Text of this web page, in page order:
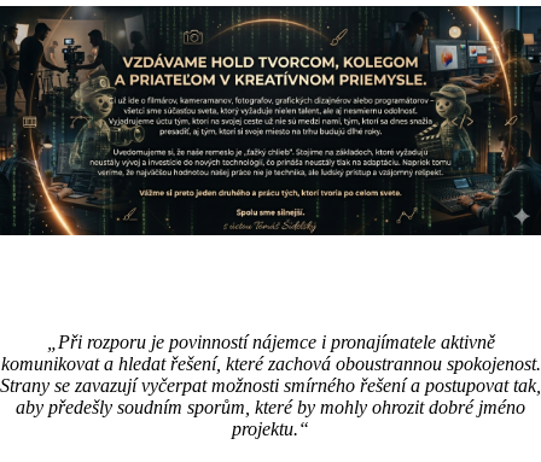
„Při rozporu je povinností nájemce i pronajímatele aktivně
komunikovat a hledat řešení, které zachová oboustrannou spokojenost.
Strany se zavazují vyčerpat možnosti smírného řešení a postupovat tak,
aby předešly soudním sporům, které by mohly ohrozit dobré jméno
projektu.“